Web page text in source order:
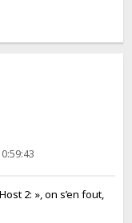
2: », on s’en fout,